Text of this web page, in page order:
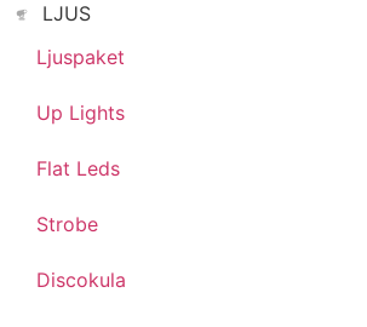
LJUS
Ljuspaket
Up Lights
Flat Leds
Strobe
Discokula